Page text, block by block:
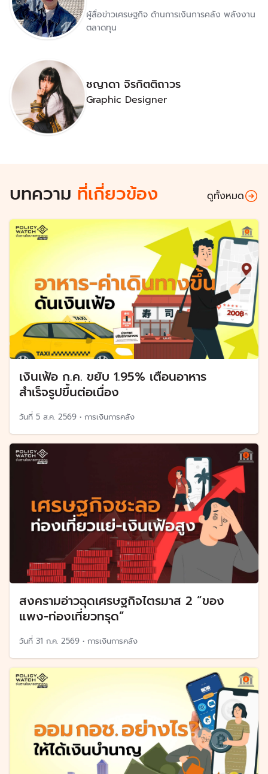
ผู้สื่อข่าวเศรษฐกิจ ด้านการเงินการคลัง พลังงาน
ตลาดทุน
ชญาดา จิรกิตติถาวร
Graphic Designer
บทความ ที่เกี่ยวข้อง ดูทั้งหมด
เงินเฟ้อ ก.ค. ขยับ 1.95% เตือนอาหาร
สำเร็จรูปขึ้นต่อเนื่อง
วันที่ 5 ส.ค. 2569 • การเงินการคลัง
สงครามอ่าวฉุดเศรษฐกิจไตรมาส 2 “ของ
แพง-ท่องเที่ยวทรุด”
วันที่ 31 ก.ค. 2569 • การเงินการคลัง